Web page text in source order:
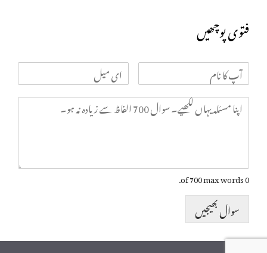
فتوی پوچھیں
0 of 700 max words.
سوال بھیجیں